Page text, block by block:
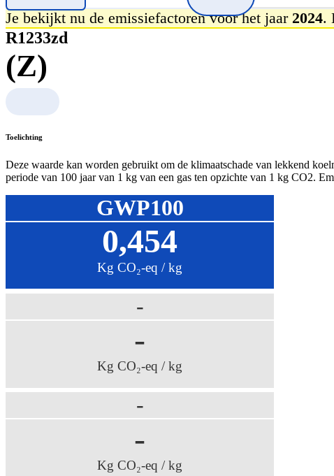
Je bekijkt nu de emissiefactoren voor het jaar 2024.
R1233zd
(Z)
Toelichting
Deze waarde kan worden gebruikt om de klimaatschade van lekkend
periode van 100 jaar van 1 kg van een gas ten opzichte van 1 kg CO2.
GWP100
0,454
Kg CO₂-eq / kg
-
-
Kg CO₂-eq / kg
-
-
Kg CO₂-eq / kg